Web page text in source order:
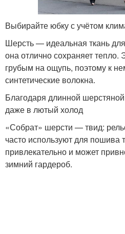
Одежда к юбкам
Средние юбки
одеждой
Выбирайте юбку с учётом
Шерсть — идеальная ткань
она отлично сохраняет тепло.
грубым на ощупь, поэтому к
синтетические волокна.
Благодаря длинной
даже в лютый холод
«Собрат» шерсти — твид:
часто используют для
привлекательно и может
зимний гардероб.